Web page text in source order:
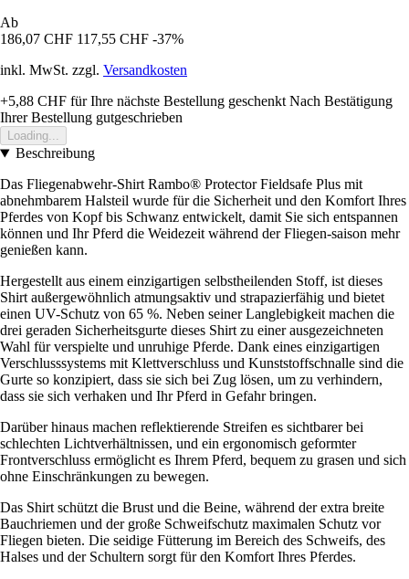
Ab
186,07 CHF 117,55 CHF -37%
inkl. MwSt. zzgl. Versandkosten
+5,88 CHF für Ihre nächste Bestellung geschenkt Nach Bestätigung
Ihrer Bestellung gutgeschrieben
Loading...
Beschreibung
Das Fliegenabwehr-Shirt Rambo® Protector Fieldsafe Plus mit
abnehmbarem Halsteil wurde für die Sicherheit und den Komfort Ihres
Pferdes von Kopf bis Schwanz entwickelt, damit Sie sich entspannen
können und Ihr Pferd die Weidezeit während der Fliegen-saison mehr
genießen kann.
Hergestellt aus einem einzigartigen selbstheilenden Stoff, ist dieses
Shirt außergewöhnlich atmungsaktiv und strapazierfähig und bietet
einen UV-Schutz von 65 %. Neben seiner Langlebigkeit machen die
drei geraden Sicherheitsgurte dieses Shirt zu einer ausgezeichneten
Wahl für verspielte und unruhige Pferde. Dank eines einzigartigen
Verschlusssystems mit Klettverschluss und Kunststoffschnalle sind die
Gurte so konzipiert, dass sie sich bei Zug lösen, um zu verhindern,
dass sie sich verhaken und Ihr Pferd in Gefahr bringen.
Darüber hinaus machen reflektierende Streifen es sichtbarer bei
schlechten Lichtverhältnissen, und ein ergonomisch geformter
Frontverschluss ermöglicht es Ihrem Pferd, bequem zu grasen und sich
ohne Einschränkungen zu bewegen.
Das Shirt schützt die Brust und die Beine, während der extra breite
Bauchriemen und der große Schweifschutz maximalen Schutz vor
Fliegen bieten. Die seidige Fütterung im Bereich des Schweifs, des
Halses und der Schultern sorgt für den Komfort Ihres Pferdes.